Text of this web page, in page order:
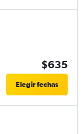
$635
Elegir fechas